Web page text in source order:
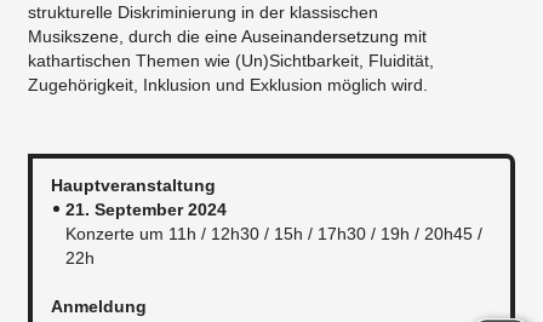
strukturelle Diskriminierung in der klassischen
Musikszene, durch die eine Auseinandersetzung mit
kathartischen Themen wie (Un)Sichtbarkeit, Fluidität,
Zugehörigkeit, Inklusion und Exklusion möglich wird.
Hauptveranstaltung
21. September 2024
Konzerte um 11h / 12h30 / 15h / 17h30 / 19h / 20h45 /
22h
Anmeldung